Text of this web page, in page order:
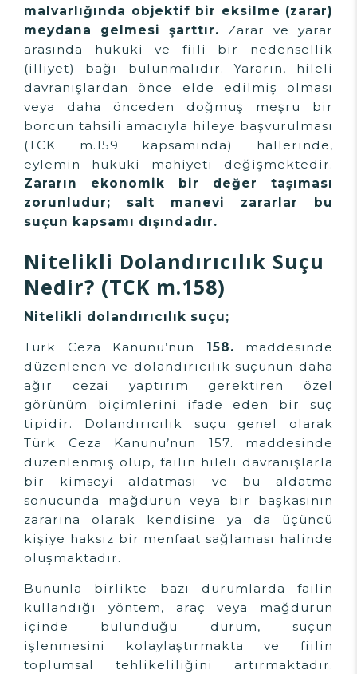
malvarlığında objektif bir eksilme (zarar)
meydana gelmesi şarttır. Zarar ve yarar
arasında hukuki ve fiili bir nedensellik
(illiyet) bağı bulunmalıdır. Yararın, hileli
davranışlardan önce elde edilmiş olması
veya daha önceden doğmuş meşru bir
borcun tahsili amacıyla hileye başvurulması
(TCK m.159 kapsamında) hallerinde,
eylemin hukuki mahiyeti değişmektedir.
Zararın ekonomik bir değer taşıması
zorunludur; salt manevi zararlar bu
suçun kapsamı dışındadır.
Nitelikli Dolandırıcılık Suçu
Nedir? (TCK m.158)
Nitelikli dolandırıcılık suçu;
Türk Ceza Kanunu’nun 158. maddesinde
düzenlenen ve dolandırıcılık suçunun daha
ağır cezai yaptırım gerektiren özel
görünüm biçimlerini ifade eden bir suç
tipidir. Dolandırıcılık suçu genel olarak
Türk Ceza Kanunu’nun 157. maddesinde
düzenlenmiş olup, failin hileli davranışlarla
bir kimseyi aldatması ve bu aldatma
sonucunda mağdurun veya bir başkasının
zararına olarak kendisine ya da üçüncü
kişiye haksız bir menfaat sağlaması halinde
oluşmaktadır.
Bununla birlikte bazı durumlarda failin
kullandığı yöntem, araç veya mağdurun
içinde bulunduğu durum, suçun
işlenmesini kolaylaştırmakta ve fiilin
toplumsal tehlikeliliğini artırmaktadır.